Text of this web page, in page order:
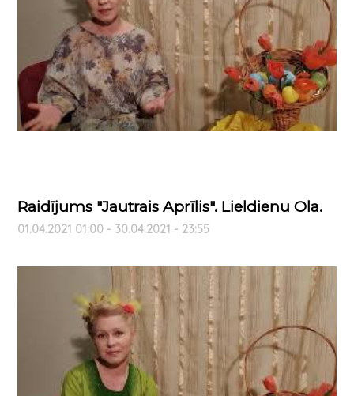
Raidījums "Jautrais Aprīlis". Lieldienu Ola.
01.04.2021 01:00 - 30.04.2021 - 23:55